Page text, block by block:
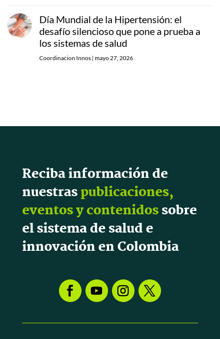
Día Mundial de la Hipertensión: el
desafío silencioso que pone a prueba a
los sistemas de salud
Coordinacion Innos | mayo 27, 2026
Reciba información de
nuestraspublicaciones,
eventos y contenidossobre
el sistema de salud e
innovación en Colombia